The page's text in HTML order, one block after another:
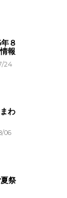
８
報
24
わ
06
祭